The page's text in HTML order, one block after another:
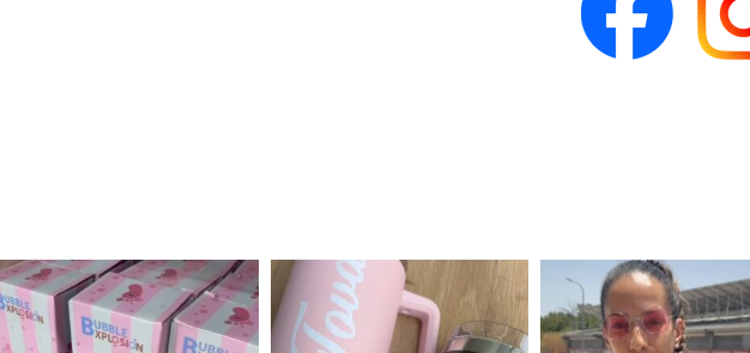
צריך! קיימת באתר ובסני
המוצר הכי מבוקש שלנו מטף לגילוי מין העובר חזר למלא